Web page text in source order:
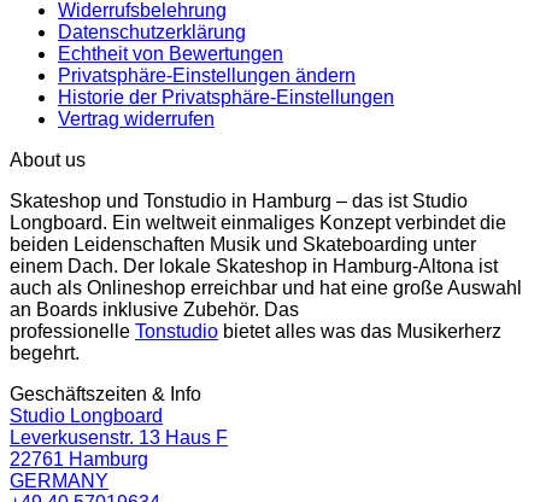
Widerrufsbelehrung
Datenschutzerklärung
Echtheit von Bewertungen
Privatsphäre-Einstellungen ändern
Historie der Privatsphäre-Einstellungen
Vertrag widerrufen
About us
Skateshop und Tonstudio in Hamburg – das ist Studio
Longboard. Ein weltweit einmaliges Konzept verbindet die
beiden Leidenschaften Musik und Skateboarding unter
einem Dach. Der lokale Skateshop in Hamburg-Altona ist
auch als Onlineshop erreichbar und hat eine große Auswahl
an Boards inklusive Zubehör. Das
professionelle Tonstudio bietet alles was das Musikerherz
begehrt.
Geschäftszeiten & Info
Studio Longboard
Leverkusenstr. 13 Haus F
22761 Hamburg
GERMANY